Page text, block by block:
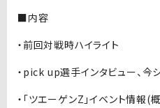
■内容
・前回対戦時ハイライト
・pick up選手インタビュー、今
・「ツエーゲンZ」イベント情報(